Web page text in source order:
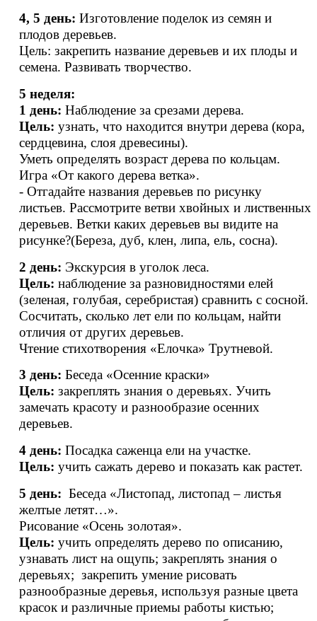
4, 5 день: Изготовление поделок из семян и
плодов деревьев.
Цель: закрепить название деревьев и их плоды и
семена. Развивать творчество.
5 неделя:
1 день: Наблюдение за срезами дерева.
Цель: узнать, что находится внутри дерева (кора,
сердцевина, слоя древесины).
Уметь определять возраст дерева по кольцам.
Игра «От какого дерева ветка».
- Отгадайте названия деревьев по рисунку
листьев. Рассмотрите ветви хвойных и лиственных
деревьев. Ветки каких деревьев вы видите на
рисунке?(Береза, дуб, клен, липа, ель, сосна).
2 день: Экскурсия в уголок леса.
Цель: наблюдение за разновидностями елей
(зеленая, голубая, серебристая) сравнить с сосной.
Сосчитать, сколько лет ели по кольцам, найти
отличия от других деревьев.
Чтение стихотворения «Елочка» Трутневой.
3 день: Беседа «Осенние краски»
Цель: закреплять знания о деревьях. Учить
замечать красоту и разнообразие осенних
деревьев.
4 день: Посадка саженца ели на участке.
Цель: учить сажать дерево и показать как растет.
5 день: Беседа «Листопад, листопад – листья
желтые летят…».
Рисование «Осень золотая».
Цель: учить определять дерево по описанию,
узнавать лист на ощупь; закреплять знания о
деревьях; закрепить умение рисовать
разнообразные деревья, используя разные цвета
красок и различные приемы работы кистью;